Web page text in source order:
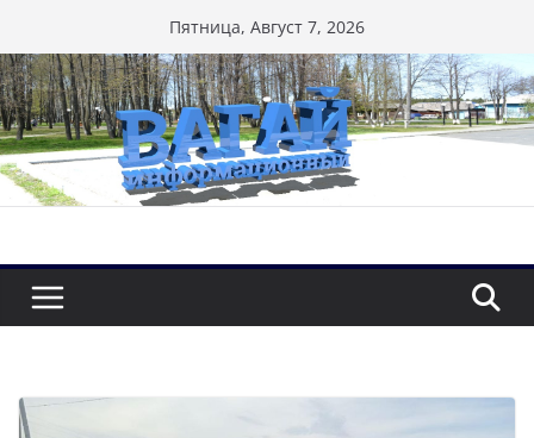
к
содержимому
Пятница, Август 7, 2026